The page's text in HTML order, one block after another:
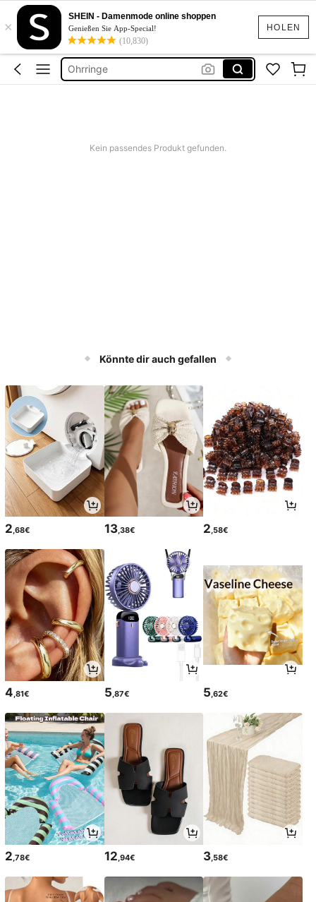
HOLEN
×
SHEIN - Damenmode online shoppen
Genießen Sie App-Special!
(10,830)
Kette
Schmuck
Ohrringe
Ohrringe Gold
Kein passendes Produkt gefunden.
Könnte dir auch gefallen
2 ,68€ 13,38€ 2 ,58€
4,81€ 5,87€ 5,62€
2,78€ 12,94€ 3,58€